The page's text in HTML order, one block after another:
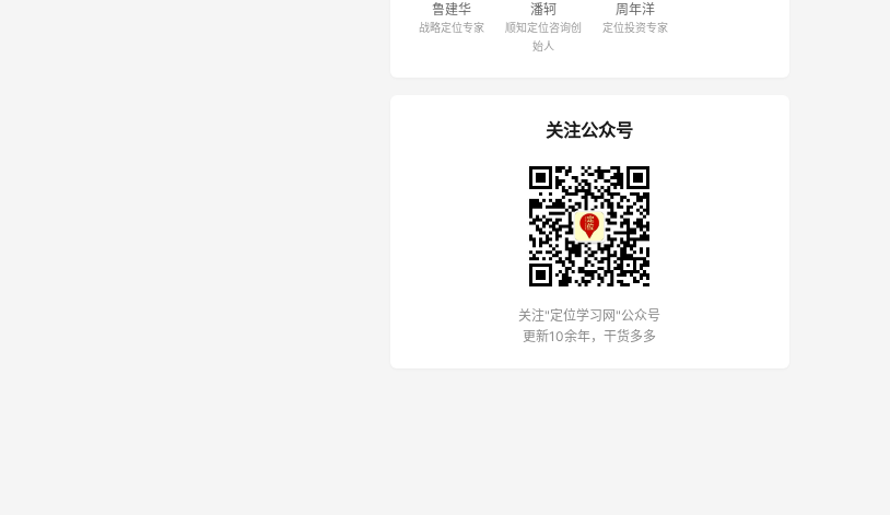
鲁建华
战略定位专家
潘轲
顺知定位咨询创
始人
周年洋
定位投资专家
关注公众号
关注"定位学习网"公众号
更新10余年，干货多多